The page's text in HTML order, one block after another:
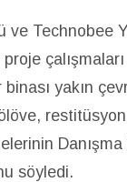
ve Technobee
yakın
Danışma
söyledi.